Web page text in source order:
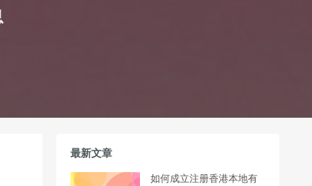
最新文章
如何成立注册香港本地有